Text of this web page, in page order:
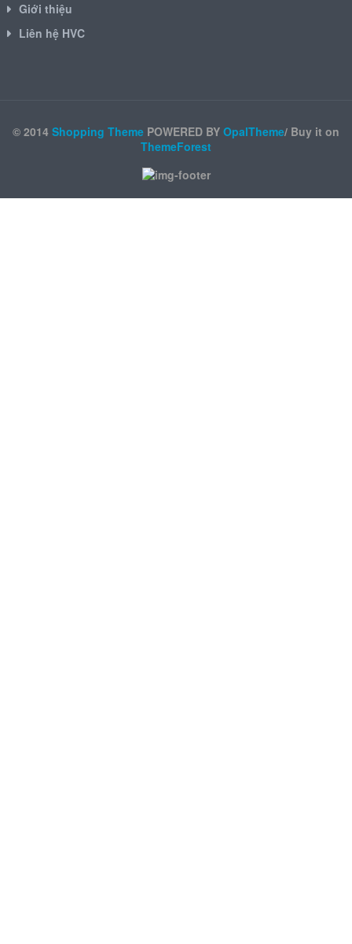
Giới thiệu
Liên hệ HVC
© 2014 Shopping Theme POWERED BY OpalTheme/ Buy it on
ThemeForest